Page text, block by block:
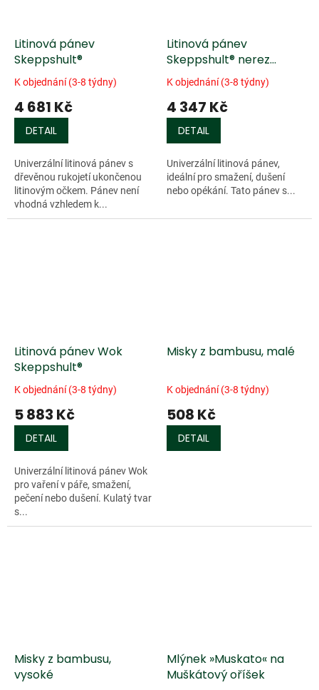
Litinová pánev
Skeppshult®
K objednání (3-8 týdny)
4 681 Kč
DETAIL
Univerzální litinová pánev s
dřevěnou rukojetí ukončenou
litinovým očkem. Pánev není
vhodná vzhledem k...
Litinová pánev
Skeppshult® nerez
rukojeť
K objednání (3-8 týdny)
4 347 Kč
DETAIL
Univerzální litinová pánev,
ideální pro smažení, dušení
nebo opékání. Tato pánev s...
Litinová pánev Wok
Skeppshult®
K objednání (3-8 týdny)
5 883 Kč
DETAIL
Univerzální litinová pánev Wok
pro vaření v páře, smažení,
pečení nebo dušení. Kulatý tvar
s...
Misky z bambusu, malé
K objednání (3-8 týdny)
508 Kč
DETAIL
Misky z bambusu,
vysoké
Mlýnek »Muskato« na
Muškátový oříšek